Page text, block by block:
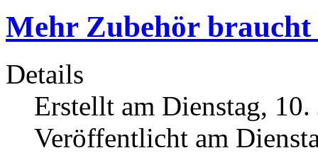
Mehr Zubehör braucht
Details
Erstellt am Dienstag,
Veröffentlicht am